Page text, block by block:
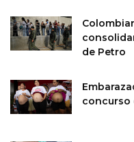
de Petro
concurso